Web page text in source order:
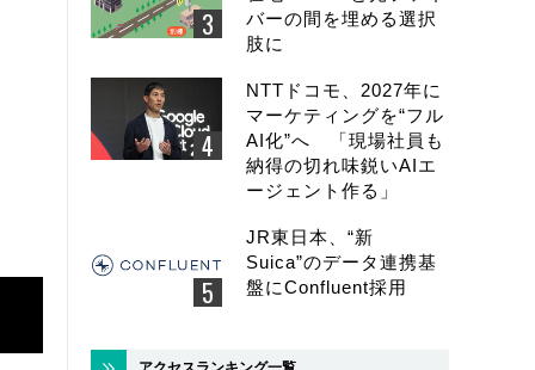
バーの間を埋める選択
肢に
NTTドコモ、2027年に
マーケティングを“フル
AI化”へ 「現場社員も
納得の切れ味鋭いAIエ
ージェント作る」
JR東日本、“新
Suica”のデータ連携基
盤にConfluent採用